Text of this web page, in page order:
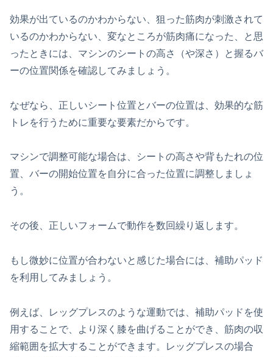
効果が出ているのかわからない、狙った筋肉が刺激されて
いるのかわからない、変なところが筋肉痛になった、と思
ったときには、マシンのシートの高さ（や深さ）と握るバ
ーの位置関係を確認してみましょう。
なぜなら、正しいシート位置とバーの位置は、効果的な筋
トレを行うために重要な要素だからです。
マシンで調整可能な場合は、シートの高さや背もたれの位
置、バーの開始位置を自分に合った位置に調整しましょ
う。
その後、正しいフォームで動作を数回繰り返します。
もし微妙に位置が合わないと感じた場合には、補助パッド
を利用してみましょう。
例えば、レッグプレスのような運動では、補助パッドを使
用することで、より深く膝を曲げることができ、筋肉の収
縮範囲を拡大することができます。レッグプレスの場合